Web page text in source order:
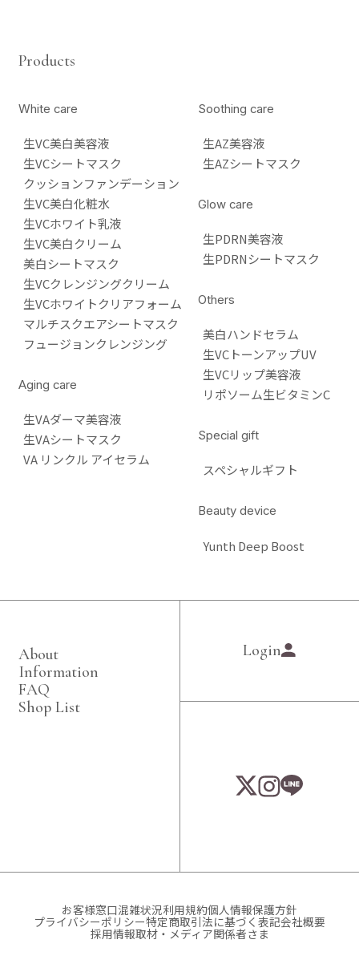
Products
White care
生VC美白美容液
生VCシートマスク
クッションファンデーション
生VC美白化粧水
生VCホワイト乳液
生VC美白クリーム
美白シートマスク
生VCクレンジングクリーム
生VCホワイトクリアフォーム
マルチスクエアシートマスク
フュージョンクレンジング
Aging care
生VAダーマ美容液
生VAシートマスク
VA リンクル アイセラム
Soothing care
生AZ美容液
生AZシートマスク
Glow care
生PDRN美容液
生PDRNシートマスク
Others
美白ハンドセラム
生VCトーンアップUV
生VCリップ美容液
リポソーム生ビタミンC
Special gift
スペシャルギフト
Beauty device
Yunth Deep Boost
About
Information
FAQ
Shop List
Login
お客様窓口混雑状況利用規約個人情報保護方針
プライバシーポリシー特定商取引法に基づく表記会社概要
採用情報取材・メディア関係者さま